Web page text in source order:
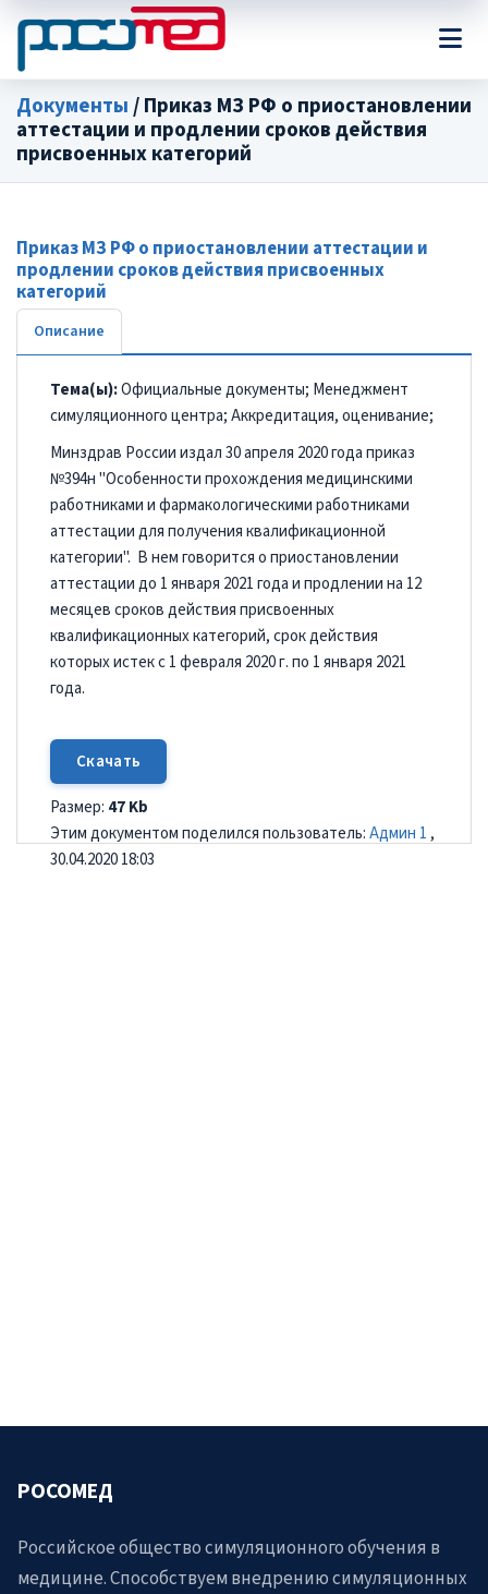
Документы/ Приказ МЗ РФ о приостановлении
аттестации и продлении сроков действия
присвоенных категорий
Приказ МЗ РФ о приостановлении аттестации и
продлении сроков действия присвоенных
категорий
Описание
Тема(ы):Официальные документы; Менеджмент
симуляционного центра; Аккредитация, оценивание;
Минздрав России издал 30 апреля 2020 года приказ
№394н "Особенности прохождения медицинскими
работниками и фармакологическими работниками
аттестации для получения квалификационной
категории". В нем говорится о приостановлении
аттестации до 1 января 2021 года и продлении на 12
месяцев сроков действия присвоенных
квалификационных категорий, срок действия
которых истек с 1 февраля 2020 г. по 1 января 2021
года.
Скачать
Размер: 47 Kb
Этим документом поделился пользователь:Админ 1 ,
30.04.2020 18:03
РОСОМЕД
Российское общество симуляционного обучения в
медицине. Способствуем внедрению симуляционных